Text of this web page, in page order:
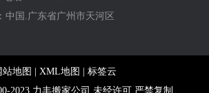
中国.广东省广州市天河区
站地图 XML地图
标签云
2023 力丰搬家公司 未经许可 严禁复制